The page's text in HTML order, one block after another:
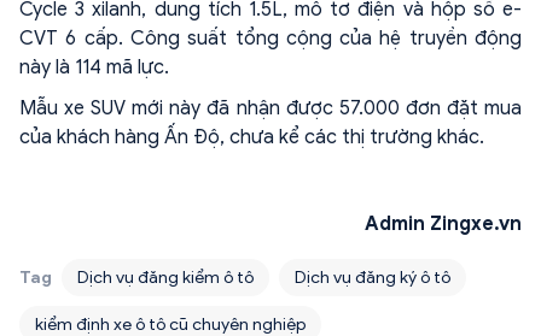
Cycle 3 xilanh, dung tích 1.5L, mô tơ điện và hộp số e-
CVT 6 cấp. Công suất tổng cộng của hệ truyền động
này là 114 mã lực.
Mẫu xe SUV mới này đã nhận được 57.000 đơn đặt mua
của khách hàng Ấn Độ, chưa kể các thị trường khác.
Admin Zingxe.vn
Tag Dịch vụ đăng kiểm ô tô Dịch vụ đăng ký ô tô
kiểm định xe ô tô cũ chuyên nghiệp